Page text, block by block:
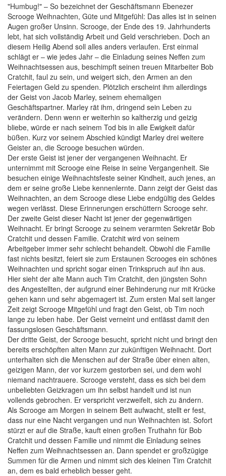
"Humbug!" – So bezeichnet der Geschäftsmann Ebenezer
Scrooge Weihnachten, Güte und Mitgefühl: Das alles ist in seinen
Augen großer Unsinn. Scrooge, der Ende des 19. Jahrhunderts
lebt, hat sich vollständig Arbeit und Geld verschrieben. Doch an
diesem Heilig Abend soll alles anders verlaufen. Erst einmal
schlägt er – wie jedes Jahr – die Einladung seines Neffen zum
Weihnachtsessen aus, beschimpft seinen treuen Mitarbeiter Bob
Cratchit, faul zu sein, und weigert sich, den Armen an den
Feiertagen Geld zu spenden. Plötzlich erscheint ihm allerdings
der Geist von Jacob Marley, seinem ehemaligen
Geschäftspartner. Marley rät ihm, dringend sein Leben zu
verändern. Denn wenn er weiterhin so kaltherzig und geizig
bliebe, würde er nach seinem Tod bis in alle Ewigkeit dafür
büßen. Kurz vor seinem Abschied kündigt Marley drei weitere
Geister an, die Scrooge besuchen würden.
Der erste Geist ist jener der vergangenen Weihnacht. Er
unternimmt mit Scrooge eine Reise in seine Vergangenheit. Sie
besuchen einige Weihnachtsfeste seiner Kindheit, auch jenes, an
dem er seine große Liebe kennenlernte. Dann zeigt der Geist das
Weihnachten, an dem Scrooge diese Liebe endgültig des Geldes
wegen verlässt. Diese Erinnerungen erschüttern Scrooge sehr.
Der zweite Geist dieser Nacht ist jener der gegenwärtigen
Weihnacht. Er bringt Scrooge zu seinem verarmten Sekretär Bob
Cratchit und dessen Familie. Cratchit wird von seinem
Arbeitgeber immer sehr schlecht behandelt. Obwohl die Familie
fast nichts besitzt, feiert sie zum Erstaunen Scrooges ein schönes
Weihnachten und spricht sogar einen Trinkspruch auf ihn aus.
Hier sieht der alte Mann auch Tim Cratchit, den jüngsten Sohn
des Angestellten, der aufgrund einer Behinderung nur mit Krücke
gehen kann und sehr abgemagert ist. Zum ersten Mal seit langer
Zeit zeigt Scrooge Mitgefühl und fragt den Geist, ob Tim noch
lange zu leben habe. Der Geist verneint und entlässt damit den
fassungslosen Geschäftsmann.
Der dritte Geist, der Scrooge besucht, spricht nicht und bringt den
bereits erschöpften alten Mann zur zukünftigen Weihnacht. Dort
unterhalten sich die Menschen auf der Straße über einen alten,
geizigen Mann, der vor kurzem gestorben sei, und dem wohl
niemand nachtrauere. Scrooge versteht, dass es sich bei dem
unbeliebten Geizkragen um ihn selbst handelt und ist nun
vollends gebrochen. Er verspricht verzweifelt, sich zu ändern.
Als Scrooge am Morgen in seinem Bett aufwacht, stellt er fest,
dass nur eine Nacht vergangen und nun Weihnachten ist. Sofort
stürzt er auf die Straße, kauft einen großen Truthahn für Bob
Cratchit und dessen Familie und nimmt die Einladung seines
Neffen zum Weihnachtsessen an. Dann spendet er großzügige
Summen für die Armen und nimmt sich des kleinen Tim Cratchit
an, dem es bald erheblich besser geht.